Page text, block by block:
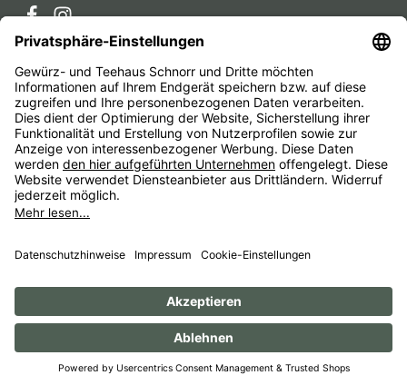
Service-Hotline
Service
Unternehmen
Alle Preise inkl. gesetzl. Mehrwertsteuer zzgl.
anders angegeben.
© 1956 - 2026 Gewürz- und Teehaus Schnorr - with
HexaMain GmbH
ImpressumAGBWiderrufsbelehrungenDatenschutz
Barrierefreiheit